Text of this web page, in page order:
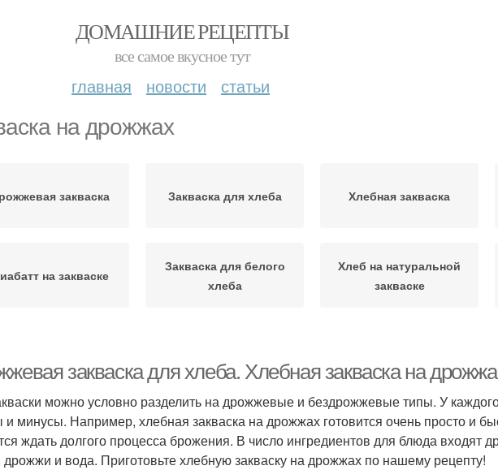
ДОМАШНИЕ РЕЦЕПТЫ
все самое вкусное тут
главная новости статьи
на дрожжах
закваска Закваска для хлеба Хлебная закваска
на закваске
Закваска для белого
хлеба
Хлеб на натуральной
закваске
бездрожжевого хлеба
Ржаная закваска
закваска для хлеба. Хлебная закваска на
можно условно разделить на дрожжевые и бездрожжевые типы. У
минусы. Например, хлебная закваска на дрожжах готовится очень просто и
ждать долгого процесса брожения. В число ингредиентов для блюда входят
дрожжи и вода. Приготовьте хлебную закваску на дрожжах по нашему рецепту!